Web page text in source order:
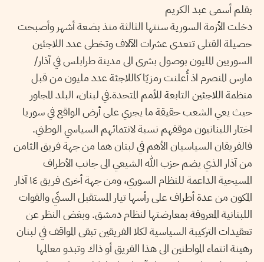
بقلم أسمى عبد الكريم
دخلت الأزمة السورية سنتها الثالثة منذ بضعة أشهر وأصبحت
حصيلة القتلى تتعدى عشرات الآلاف وتخطى عدد اللاجئين
السوريين المليون بوصول بشرى الى مدينة طرابلس في آذار/
مارس المنصرم اذ أُعلنت رمزيّا كاللاجئة عدد مليون من قبل
منظمة اللاجئين التابعة للأمم المتحدة.في لبنان، البلد المجاور
حيث يعي الشعب حقيقة ما يجري على أرض الواقع في سوريا
اختار اللبنانيون موقفهم نسبة لانتمائهم السياسي الوطني.
فالفريقان السياسيان الأهم في لبنان هما من جهة فريق الثامن
من آذار الذي يضم حزب الله الشيعي الى جانب الأطراف
المسيحية الداعمة للنظام السوري، ومن جهة أخرى فريق ١٤ آذار
المكون من عدة أطراف على رأسها تيار المستقبل السنّي والقوات
اللبنانية المعروفة بمعارضتها لنظام دمشق. وبغض النظر عن
تعقيدات التركيبة السياسية لكلا الفريقين تبقى المواقف في لبنان
رهينة انتماء المواطنين الى هذا الفريق أو ذاك وتبدو معالمها